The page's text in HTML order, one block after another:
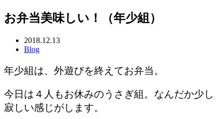
お弁当美味しい！（年少組）
2018.12.13
Blog
年少組は、外遊びを終えてお弁当。
今日は４人もお休みのうさぎ組。なんだか少し
寂しい感じがします。